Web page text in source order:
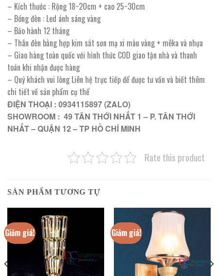
– Kích thước : Rộng 18~20cm + cao 25~30cm
– Bóng đèn : Led ánh sáng vàng
– Bảo hành 12 tháng
– Thân đèn bằng hợp kim sắt sơn mạ xi màu vàng + mêka và nhựa
– Giao hàng toàn quốc với hình thức COD giao tận nhà và thanh
toán khi nhận được hàng
– Quý khách vui lòng Liên hệ trực tiếp để được tư vấn và biết thêm
chi tiết về sản phẩm cụ thể
ĐIỆN THOẠI : 0934115897 (ZALO)
SHOWROOM : 49 TÂN THỚI NHẤT 1 – P. TÂN THỚI
NHẤT – QUẬN 12 – TP HỒ CHÍ MINH
Rate this product
SẢN PHẨM TƯƠNG TỰ
Giảm giá! Giảm giá!